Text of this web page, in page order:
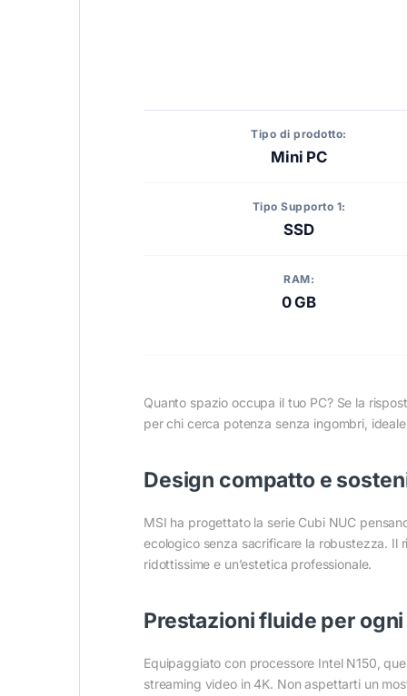
Tipo di prodotto:
Mini PC
Tipo Supporto 1:
SSD
RAM:
0 GB
Quanto spazio occupa il tuo PC? Se la
per chi cerca potenza senza ingombri,
Design compatto e
MSI ha progettato la serie Cubi NUC
ecologico senza sacrificare la robustezza. Il
ridottissime e un’estetica professionale.
Prestazioni fluide per
Equipaggiato con processore Intel N150,
streaming video in 4K. Non aspettarti un